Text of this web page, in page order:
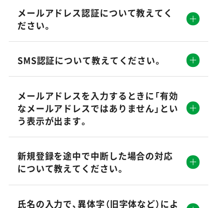
メールアドレス認証について教えてく
ださい。
SMS認証について教えてください。
メールアドレスを入力するときに「有効
なメールアドレスではありません」とい
う表示が出ます。
新規登録を途中で中断した場合の対応
について教えてください。
氏名の入力で、異体字（旧字体など）によ